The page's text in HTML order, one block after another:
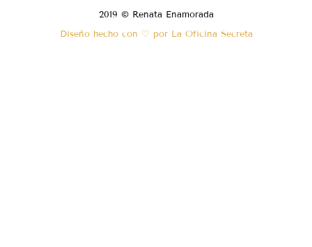
2019 © Renata Enamorada
Diseño hecho con ♡ por La Oficina Secreta